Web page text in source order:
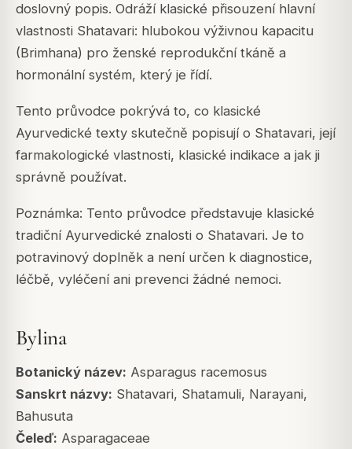
doslovný popis. Odráží klasické přisouzení hlavní
vlastnosti Shatavari: hlubokou výživnou kapacitu
(Brimhana) pro ženské reprodukční tkáně a
hormonální systém, který je řídí.
Tento průvodce pokrývá to, co klasické
Ayurvedické texty skutečně popisují o Shatavari, její
farmakologické vlastnosti, klasické indikace a jak ji
správně používat.
Poznámka: Tento průvodce představuje klasické
tradiční Ayurvedické znalosti o Shatavari. Je to
potravinový doplněk a není určen k diagnostice,
léčbě, vyléčení ani prevenci žádné nemoci.
Bylina
Botanický název: Asparagus racemosus
Sanskrt názvy: Shatavari, Shatamuli, Narayani,
Bahusuta
Čeleď: Asparagaceae